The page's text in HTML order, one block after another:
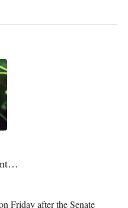
Friday after the Senate